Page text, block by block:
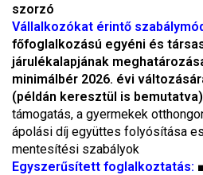
szorzó
Vállalkozókat érintő
főfoglalkozású egyéni és
járulékalapjának
minimálbér 2026. évi
(példán keresztül is bemutatva)
támogatás, a gyermekek
ápolási díj együttes folyósítása
mentesítési szabályok
Egyszerűsített foglalkoztatás: